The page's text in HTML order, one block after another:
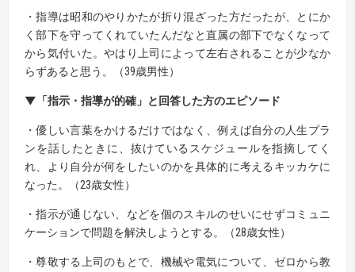
・指導は昭和のやりかたが折り混ざった方だったが、とにか
く部下を守ってくれていたんだなと直属の部下でなくなって
から気付いた。やはり上司によって左右されることが少なか
らずあると思う。（39歳男性）
▼「指示・指導が的確」と回答した方のエピソード
・優しい言葉をかけるだけではなく、例えば自分の人生プラ
ンを話したときに、抜けているスケジュールを指摘してく
れ、より自分が何をしたいのかを具体的に考えるキッカケに
なった。（23歳女性）
・指示が通じない、などを個のスキルのせいにせずコミュニ
ケーションで問題を解決しようとする。（28歳女性）
・尊敬する上司のもとで、機械や電気について、ゼロから教